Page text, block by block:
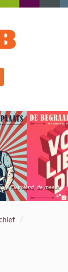
Flevoland, de meest
/